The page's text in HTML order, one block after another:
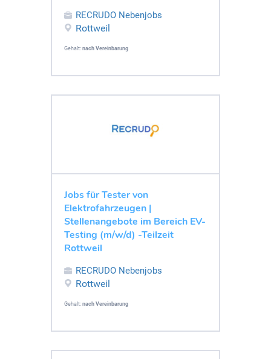
RECRUDO Nebenjobs
Rottweil
Gehalt: nach Vereinbarung
Jobs für Tester von
Elektrofahrzeugen |
Stellenangebote im Bereich EV-
Testing (m/w/d) -Teilzeit
Rottweil
RECRUDO Nebenjobs
Rottweil
Gehalt: nach Vereinbarung